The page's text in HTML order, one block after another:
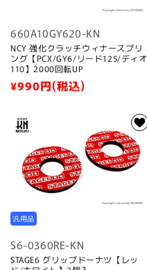
660A10GY620-KN
NCY 強化クラッチウィナースプリ
ング【PCX/GY6/リード125/ディオ
110】2000回転UP
通
価
格
¥990円(税込)
汎用品
S6-0360RE-KN
STAGE6 グリップドーナツ【レッ